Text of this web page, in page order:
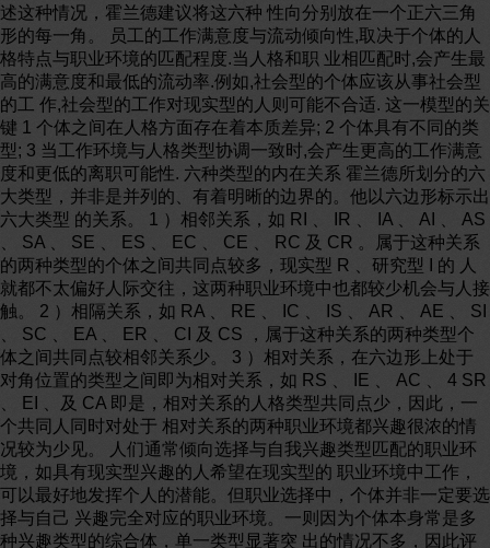
述这种情况，霍兰德建议将这六种 性向分别放在一个正六三角
形的每一角。 员工的工作满意度与流动倾向性,取决于个体的人
格特点与职业环境的匹配程度.当人格和职 业相匹配时,会产生最
高的满意度和最低的流动率.例如,社会型的个体应该从事社会型
的工 作,社会型的工作对现实型的人则可能不合适. 这一模型的关
键 1 个体之间在人格方面存在着本质差异; 2 个体具有不同的类
型; 3 当工作环境与人格类型协调一致时,会产生更高的工作满意
度和更低的离职可能性. 六种类型的内在关系 霍兰德所划分的六
大类型，并非是并列的、有着明晰的边界的。他以六边形标示出
六大类型 的关系。 1 ）相邻关系，如 RI 、 IR 、 IA 、 AI 、 AS
、 SA 、 SE 、 ES 、 EC 、 CE 、 RC 及 CR 。属于这种关系
的两种类型的个体之间共同点较多，现实型 R 、研究型 I 的 人
就都不太偏好人际交往，这两种职业环境中也都较少机会与人接
触。 2 ）相隔关系，如 RA 、 RE 、 IC 、 IS 、 AR 、 AE 、 SI
、 SC 、 EA 、 ER 、 CI 及 CS ，属于这种关系的两种类型个
体之间共同点较相邻关系少。 3 ）相对关系，在六边形上处于
对角位置的类型之间即为相对关系，如 RS 、 IE 、 AC 、 4 SR
、 EI 、及 CA 即是，相对关系的人格类型共同点少，因此，一
个共同人同时对处于 相对关系的两种职业环境都兴趣很浓的情
况较为少见。 人们通常倾向选择与自我兴趣类型匹配的职业环
境，如具有现实型兴趣的人希望在现实型的 职业环境中工作，
可以最好地发挥个人的潜能。但职业选择中，个体并非一定要选
择与自己 兴趣完全对应的职业环境。一则因为个体本身常是多
种兴趣类型的综合体，单一类型显著突 出的情况不多，因此评